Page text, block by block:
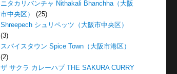
ニタカリバンチャ Nithakali Bhanchha（大阪
市中央区）
(25)
Shreepech シュリペッツ（大阪市中央区）
(3)
スパイスタウン Spice Town（大阪市港区）
(2)
ザ サクラ カレーハブ THE SAKURA CURRY